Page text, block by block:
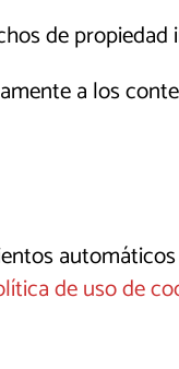
de
a los
de uso de